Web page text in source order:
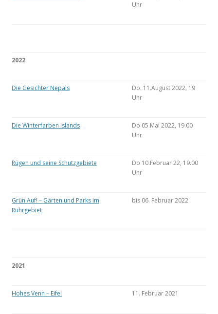
Uhr
2022
Die Gesichter Nepals
Do. 11.August 2022, 19
Uhr
Die Winterfarben Islands
Do 05.Mai 2022, 19.00
Uhr
Rügen und seine Schutzgebiete
Do 10.Februar 22, 19.00
Uhr
Grün Auf! – Gärten und Parks im
Ruhrgebiet
bis 06. Februar 2022
2021
Hohes Venn – Eifel 11. Februar 2021